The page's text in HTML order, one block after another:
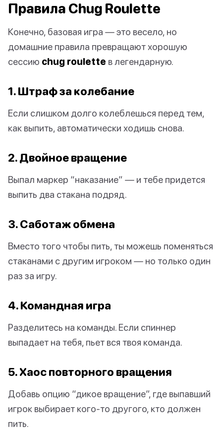
Правила Chug Roulette
Конечно, базовая игра — это весело, но
домашние правила превращают хорошую
сессию chug roulette в легендарную.
1. Штраф за колебание
Если слишком долго колеблешься перед тем,
как выпить, автоматически ходишь снова.
2. Двойное вращение
Выпал маркер “наказание” — и тебе придется
выпить два стакана подряд.
3. Саботаж обмена
Вместо того чтобы пить, ты можешь поменяться
стаканами с другим игроком — но только один
раз за игру.
4. Командная игра
Разделитесь на команды. Если спиннер
выпадает на тебя, пьет вся твоя команда.
5. Хаос повторного вращения
Добавь опцию “дикое вращение”, где выпавший
игрок выбирает кого-то другого, кто должен
пить.